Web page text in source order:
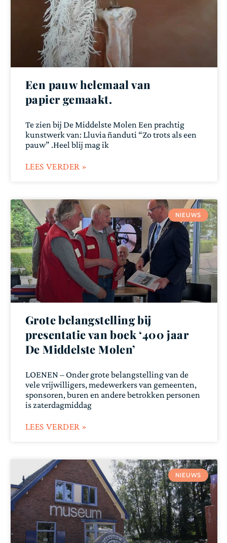
Een pauw helemaal van
papier gemaakt.
Te zien bij De Middelste Molen Een prachtig
kunstwerk van: Lluvia ñanduti “Zo trots als een
pauw” .Heel blij mag ik
LEES VERDER »
NIEUWS
Grote belangstelling bij
presentatie van boek ‘400 jaar
De Middelste Molen’
LOENEN – Onder grote belangstelling van de
vele vrijwilligers, medewerkers van gemeenten,
sponsoren, buren en andere betrokken personen
is zaterdagmiddag
LEES VERDER »
NIEUWS